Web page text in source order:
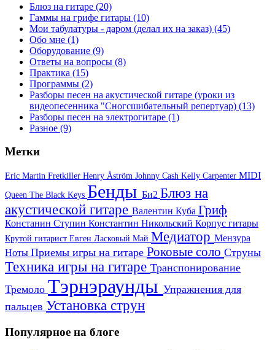
Блюз на гитаре (20)
Гаммы на грифе гитары (10)
Мои табулатуры - даром (делал их на заказ) (45)
Обо мне (1)
Оборудование (9)
Ответы на вопросы (8)
Практика (15)
Программы (2)
Разборы песен на акустической гитаре (уроки из
видеопесенника "Сногсшибательный репертуар) (13)
Разборы песен на электрогитаре (1)
Разное (9)
Метки
Eric Martin Fretkiller Henry Åström Johnny Cash Kelly Carpenter MIDI
Queen The Black Keys Бенды Би2 Блюз на
акустической гитаре Валентин Куба Гриф
Констанин Ступин Константин Никольский Корпус гитары
Крутой гитарист Евген Ласковый Май Медиатор Мензура
Ноты Приемы игры на гитаре Роковые соло Струны
Техника игры на гитаре Транспонирование
Тремоло Тэрнэраунды Упражнения для
пальцев Установка струн
Популярное на блоге